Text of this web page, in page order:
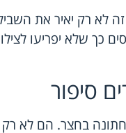
לא רק יאיר את
כך שלא יפריעו
סיפור
בחצר. הם לא רק